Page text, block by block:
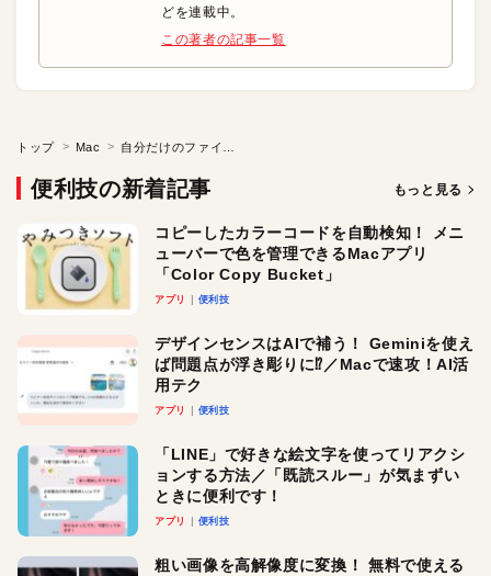
どを連載中。
この著者の記事一覧
トップ Mac
便利技の新着記事 もっと見る
コピーしたカラーコードを自動検知！ メニ
ューバーで色を管理できるMacアプリ
「Color Copy Bucket」
アプリ 便利技
デザインセンスはAIで補う！ Geminiを使え
ば問題点が浮き彫りに⁉︎／Macで速攻！AI活
用テク
アプリ 便利技
「LINE」で好きな絵文字を使ってリアクシ
ョンする方法／「既読スルー」が気まずい
ときに便利です！
アプリ 便利技
粗い画像を高解像度に変換！ 無料で使える